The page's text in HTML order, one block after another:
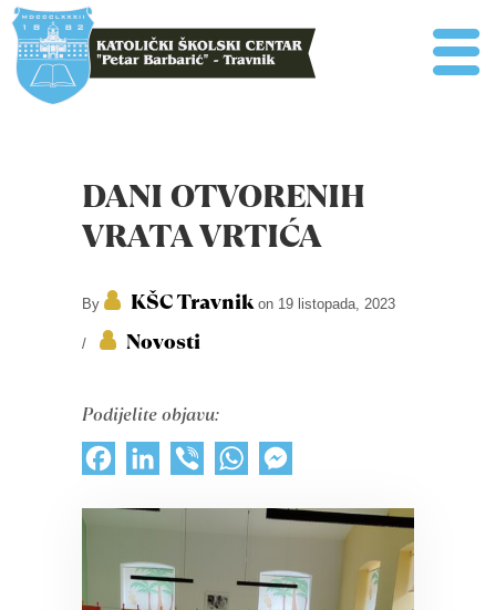
DANI OTVORENIH
VRATA VRTIĆA
By KŠC Travnikon 19 listopada, 2023
/ Novosti
Podijelite objavu:
FacebookLinkedInViber WhatsApp